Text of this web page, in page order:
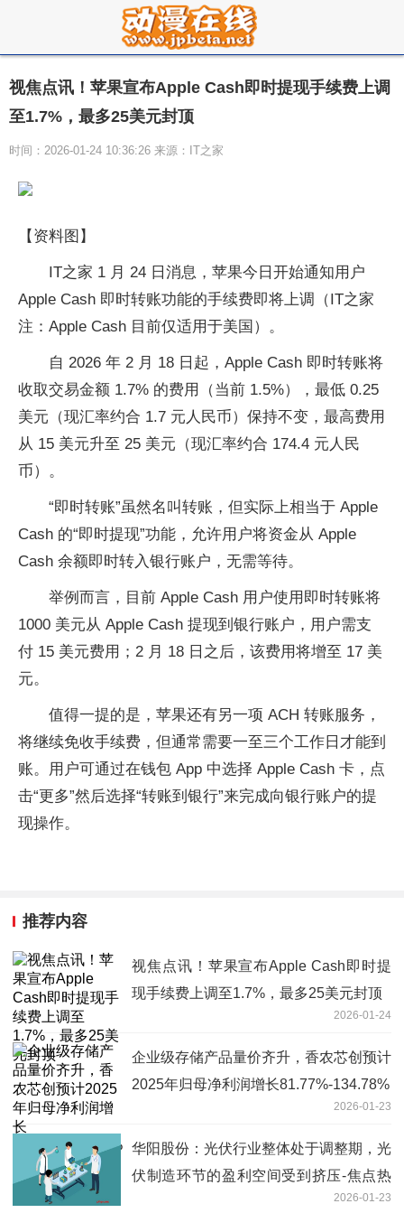
视焦点讯！苹果宣布Apple Cash即时提现手续费上调
至1.7%，最多25美元封顶
时间：2026-01-24 10:36:26 来源：IT之家
【资料图】
IT之家 1 月 24 日消息，苹果今日开始通知用户
Apple Cash 即时转账功能的手续费即将上调（IT之家
注：Apple Cash 目前仅适用于美国）。
自 2026 年 2 月 18 日起，Apple Cash 即时转账将
收取交易金额 1.7% 的费用（当前 1.5%），最低 0.25
美元（现汇率约合 1.7 元人民币）保持不变，最高费用
从 15 美元升至 25 美元（现汇率约合 174.4 元人民
币）。
“即时转账”虽然名叫转账，但实际上相当于 Apple
Cash 的“即时提现”功能，允许用户将资金从 Apple
Cash 余额即时转入银行账户，无需等待。
举例而言，目前 Apple Cash 用户使用即时转账将
1000 美元从 Apple Cash 提现到银行账户，用户需支
付 15 美元费用；2 月 18 日之后，该费用将增至 17 美
元。
值得一提的是，苹果还有另一项 ACH 转账服务，
将继续免收手续费，但通常需要一至三个工作日才能到
账。用户可通过在钱包 App 中选择 Apple Cash 卡，点
击“更多”然后选择“转账到银行”来完成向银行账户的提
现操作。
推荐内容
视焦点讯！苹果宣布Apple Cash即时提
现手续费上调至1.7%，最多25美元封顶
2026-01-24
企业级存储产品量价齐升，香农芯创预计
2025年归母净利润增长81.77%-134.78%
2026-01-23
华阳股份：光伏行业整体处于调整期，光
伏制造环节的盈利空间受到挤压-焦点热
2026-01-23